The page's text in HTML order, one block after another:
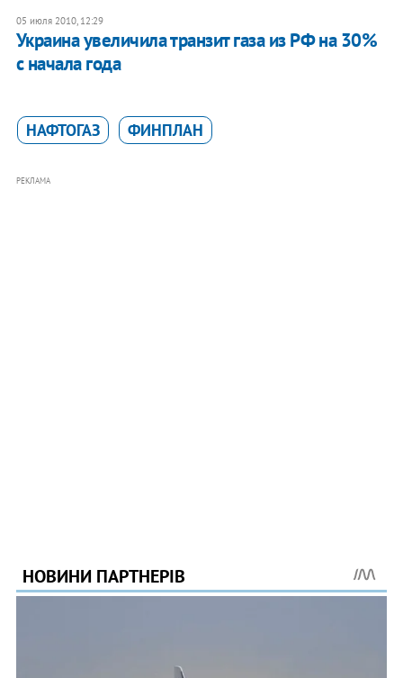
05 июля 2010, 12:29
Украина увеличила транзит газа из РФ на 30%
с начала года
НАФТОГАЗ ФИНПЛАН
РЕКЛАМА